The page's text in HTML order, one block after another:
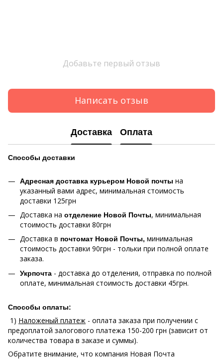
Добавьте первый отзыв
Написать отзыв
Доставка Оплата
Способы доставки
Адресная доставка курьером Новой почты на
указанный вами адрес, минимальная стоимость
доставки 125грн
Доставка на отделение Новой Почты, минимальная
стоимость доставки 80грн
Доставка в почтомат Новой Почты, минимальная
стоимость доставки 90грн - тольки при полной оплате
заказа.
Укрпочта - доставка до отделения, отправка по полной
оплате, минимальная стоимость доставки 45грн.
Способы оплаты:
1) Наложеный платеж - оплата заказа при получении с
предоплатой залогового платежа 150-200 грн (зависит от
количества товара в заказе и суммы).
Обратите внимание, что компания Новая Почта